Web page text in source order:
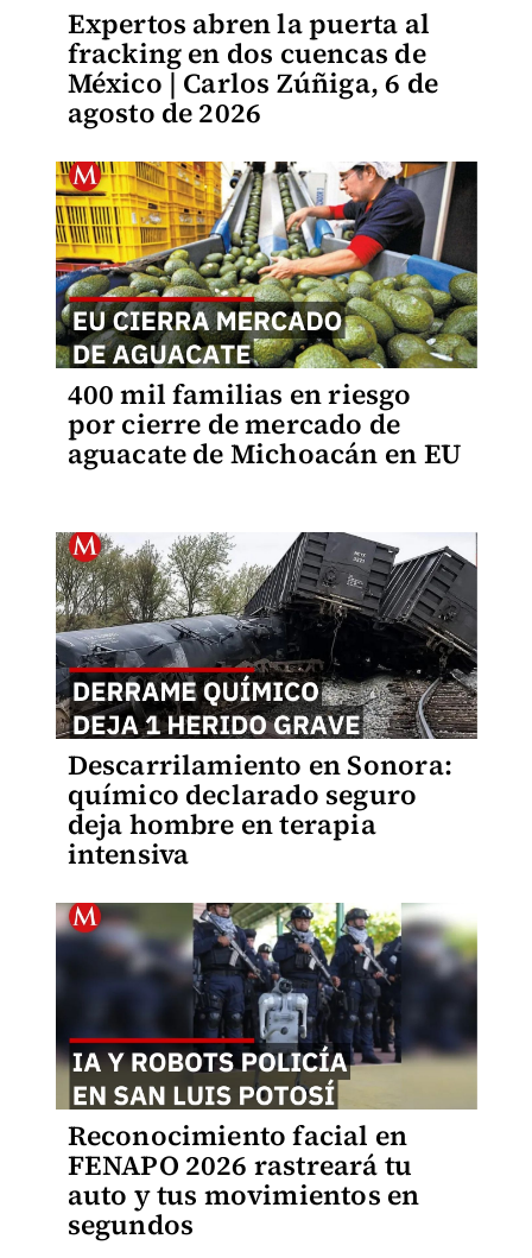
Expertos abren la puerta al
fracking en dos cuencas de
México | Carlos Zúñiga, 6 de
agosto de 2026
400 mil familias en riesgo
por cierre de mercado de
aguacate de Michoacán en EU
Descarrilamiento en Sonora:
químico declarado seguro
deja hombre en terapia
intensiva
Reconocimiento facial en
FENAPO 2026 rastreará tu
auto y tus movimientos en
segundos